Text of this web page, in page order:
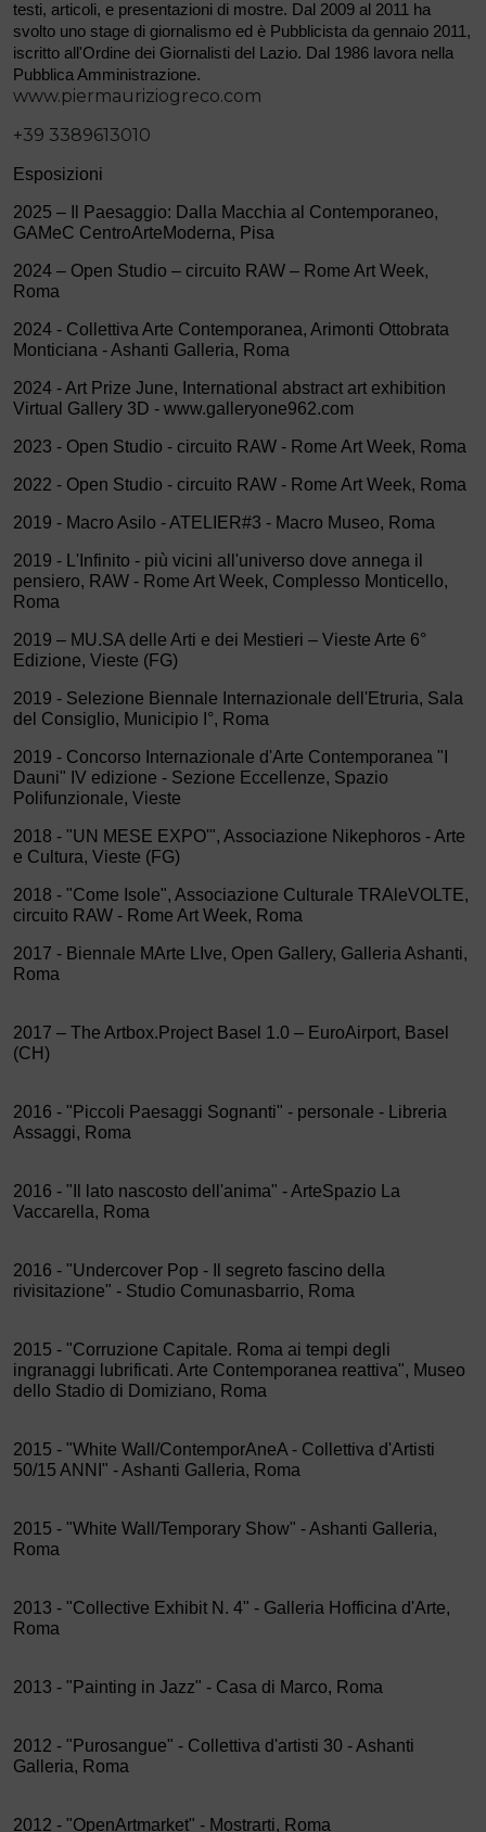
testi, articoli, e presentazioni di mostre. Dal 2009 al 2011 ha
svolto uno stage di giornalismo ed è Pubblicista da gennaio 2011,
iscritto all'Ordine dei Giornalisti del Lazio. Dal 1986 lavora nella
Pubblica Amministrazione.
www.piermauriziogreco.com
+39 3389613010
Esposizioni
2025 – Il Paesaggio: Dalla Macchia al Contemporaneo,
GAMeC CentroArteModerna, Pisa
2024 – Open Studio – circuito RAW – Rome Art Week,
Roma
2024 - Collettiva Arte Contemporanea, Arimonti Ottobrata
Monticiana - Ashanti Galleria, Roma
2024 - Art Prize June, International abstract art exhibition
Virtual Gallery 3D - www.galleryone962.com
2023 - Open Studio - circuito RAW - Rome Art Week, Roma
2022 - Open Studio - circuito RAW - Rome Art Week, Roma
2019 - Macro Asilo - ATELIER#3 - Macro Museo, Roma
2019 - L'Infinito - più vicini all'universo dove annega il
pensiero, RAW - Rome Art Week, Complesso Monticello,
Roma
2019 – MU.SA delle Arti e dei Mestieri – Vieste Arte 6°
Edizione, Vieste (FG)
2019 - Selezione Biennale Internazionale dell'Etruria, Sala
del Consiglio, Municipio I°, Roma
2019 - Concorso Internazionale d'Arte Contemporanea "I
Dauni" IV edizione - Sezione Eccellenze, Spazio
Polifunzionale, Vieste
2018 - "UN MESE EXPO'", Associazione Nikephoros - Arte
e Cultura, Vieste (FG)
2018 - "Come Isole", Associazione Culturale TRAleVOLTE,
circuito RAW - Rome Art Week, Roma
2017 - Biennale MArte LIve, Open Gallery, Galleria Ashanti,
Roma
2017 – The Artbox.Project Basel 1.0 – EuroAirport, Basel
(CH)
2016 - "Piccoli Paesaggi Sognanti" - personale - Libreria
Assaggi, Roma
2016 - "Il lato nascosto dell'anima" - ArteSpazio La
Vaccarella, Roma
2016 - "Undercover Pop - Il segreto fascino della
rivisitazione" - Studio Comunasbarrio, Roma
2015 - "Corruzione Capitale. Roma ai tempi degli
ingranaggi lubrificati. Arte Contemporanea reattiva", Museo
dello Stadio di Domiziano, Roma
2015 - "White Wall/ContemporAneA - Collettiva d'Artisti
50/15 ANNI" - Ashanti Galleria, Roma
2015 - "White Wall/Temporary Show" - Ashanti Galleria,
Roma
2013 - "Collective Exhibit N. 4" - Galleria Hofficina d'Arte,
Roma
2013 - "Painting in Jazz" - Casa di Marco, Roma
2012 - "Purosangue" - Collettiva d'artisti 30 - Ashanti
Galleria, Roma
2012 - "OpenArtmarket" - Mostrarti, Roma